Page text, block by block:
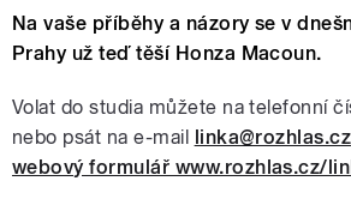
Na vaše příběhy a názory se v
Prahy už teď těší Honza Macoun.
Volat do studia můžete na telefonní
nebo psát na e-mail linka@rozhlas.cz
webový formulář www.rozhlas.cz/